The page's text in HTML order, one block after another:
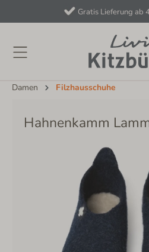
Gratis Lieferung ab
Damen Filzhausschuhe
Hahnenkamm